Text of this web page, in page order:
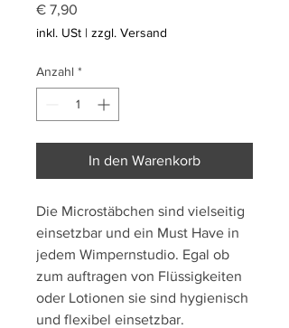
€ 7,90
inkl. USt | zzgl. Versand
Anzahl *
In den Warenkorb
Die Microstäbchen sind vielseitig
einsetzbar und ein Must Have in
jedem Wimpernstudio. Egal ob
zum auftragen von Flüssigkeiten
oder Lotionen sie sind hygienisch
und flexibel einsetzbar.